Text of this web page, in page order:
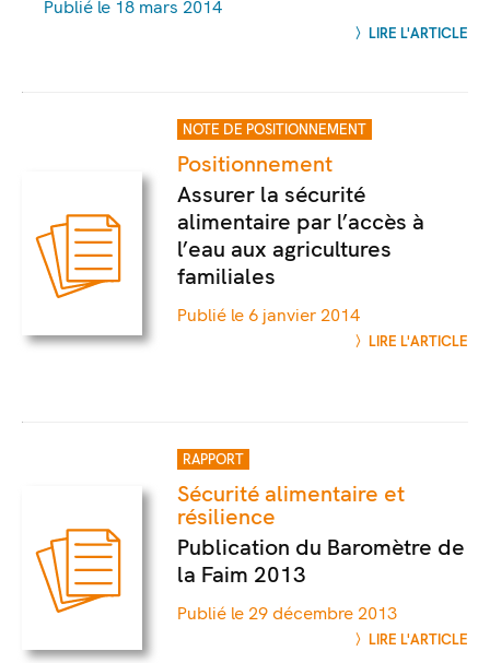
Publié le 18 mars 2014
LIRE L'ARTICLE
NOTE DE POSITIONNEMENT
Positionnement
Assurer la sécurité
alimentaire par l’accès à
l’eau aux agricultures
familiales
Publié le 6 janvier 2014
LIRE L'ARTICLE
RAPPORT
Sécurité alimentaire et
résilience
Publication du Baromètre de
la Faim 2013
Publié le 29 décembre 2013
LIRE L'ARTICLE